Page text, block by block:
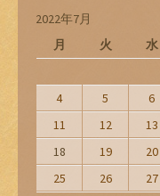
2022年7月
月
火 水
4
5 6
11
12 13
18
19 20
25
26 27